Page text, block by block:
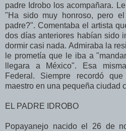
padre Idrobo los acompañara.
"Ha sido muy honroso, pero
padre?". Comentaba el artista
dos días anteriores habían sido
dormir casi nada. Admiraba la
le prometía que le iba a
llegara a México". Esa
Federal. Siempre recordó
maestro en una pequeña ciudad
EL PADRE IDROBO
Popayanejo nacido el 26 de